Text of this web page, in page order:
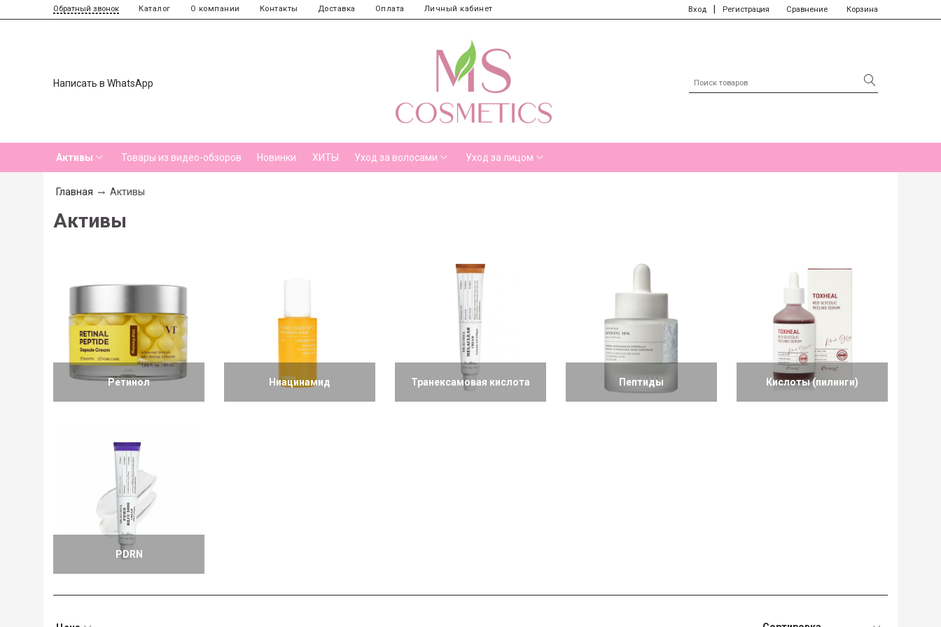
Обратный звонок Каталог О компании Контакты Доставка Оплата Личный кабинет Вход Регистрация Сравнение Корзина
Написать в WhatsApp
Активы Товары из видео-обзоров Новинки ХИТЫ Уход за волосами Уход за лицом
Главная Активы
Активы
Ретинол Ниацинамид Транексамовая кислота Пептиды Кислоты (пилинги)
PDRN